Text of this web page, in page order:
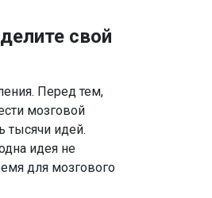
свой
Перед тем,
мозговой
тысячи идей.
идея не
для мозгового